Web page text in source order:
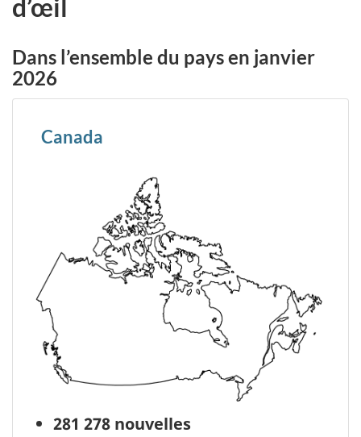
d’œil
Dans l’ensemble du pays en janvier
2026
Canada
281 278 nouvelles